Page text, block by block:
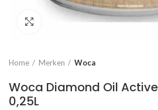
Click to enlarge
Home Merken Woca
Woca Diamond Oil
0,25L